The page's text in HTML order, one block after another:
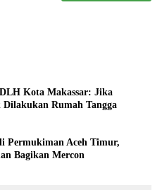
Kota Makassar: Jika
Rumah Tangga
Permukiman Aceh Timur,
Bagikan Mercon